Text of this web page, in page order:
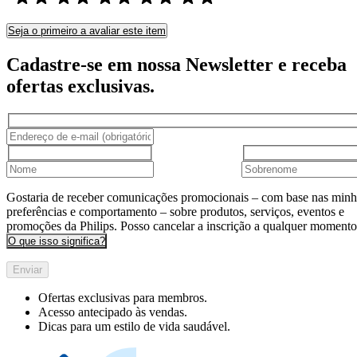
Seja o primeiro a avaliar este item
Cadastre-se em nossa Newsletter e receba
ofertas exclusivas.
Gostaria de receber comunicações promocionais – com base nas
preferências e comportamento – sobre produtos, serviços, eventos e
promoções da Philips. Posso cancelar a inscrição a qualquer
O que isso significa?
Enviar
Ofertas exclusivas para membros.
Acesso antecipado às vendas.
Dicas para um estilo de vida saudável.